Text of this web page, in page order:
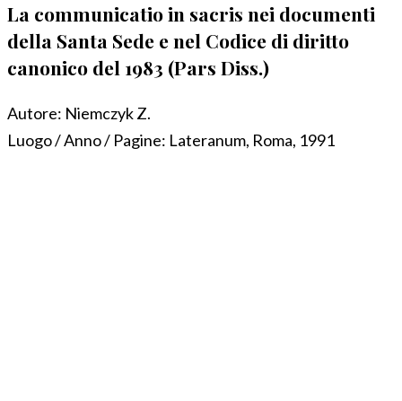
La communicatio in sacris nei documenti
della Santa Sede e nel Codice di diritto
canonico del 1983 (Pars Diss.)
Autore: Niemczyk Z.
Luogo / Anno / Pagine: Lateranum, Roma, 1991